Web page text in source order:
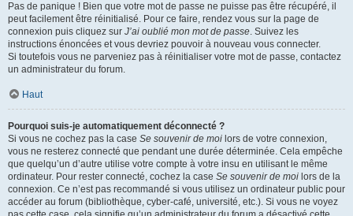
Pas de panique ! Bien que votre mot de passe ne puisse pas être récupéré, il
peut facilement être réinitialisé. Pour ce faire, rendez vous sur la page de
connexion puis cliquez sur J’ai oublié mon mot de passe. Suivez les
instructions énoncées et vous devriez pouvoir à nouveau vous connecter.
Si toutefois vous ne parveniez pas à réinitialiser votre mot de passe, contactez
un administrateur du forum.
Haut
Pourquoi suis-je automatiquement déconnecté ?
Si vous ne cochez pas la case Se souvenir de moi lors de votre connexion,
vous ne resterez connecté que pendant une durée déterminée. Cela empêche
que quelqu’un d’autre utilise votre compte à votre insu en utilisant le même
ordinateur. Pour rester connecté, cochez la case Se souvenir de moi lors de la
connexion. Ce n’est pas recommandé si vous utilisez un ordinateur public pour
accéder au forum (bibliothèque, cyber-café, université, etc.). Si vous ne voyez